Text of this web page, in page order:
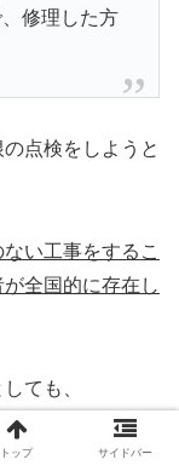
修理した方
点検をしようと
い工事をするこ
全国的に存在し
ても、
トップ サイドバー